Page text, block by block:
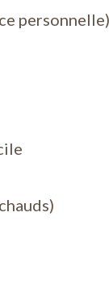
infirmiers,
: aide
soins
personnelle)